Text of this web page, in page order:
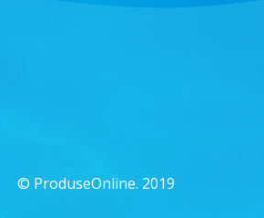
© ProduseOnline. 2019